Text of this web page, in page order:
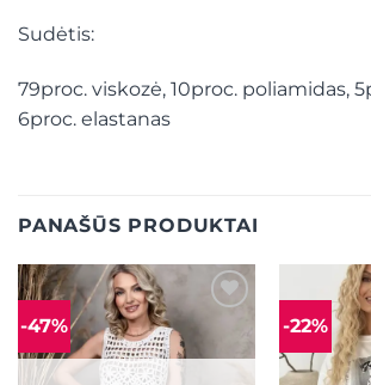
Sudėtis:
79proc. viskozė, 10proc. poliamidas,
6proc. elastanas
PANAŠŪS PRODUKTAI
-47% Mėgstamiausias -22%